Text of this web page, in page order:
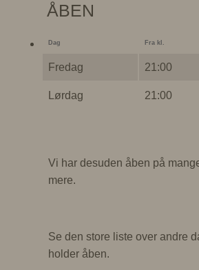
ÅBEN
Dag Fra kl.
Fredag 21:00
Lørdag 21:00
Vi har desuden åben på
mere.
Se den store liste over andre
holder åben.